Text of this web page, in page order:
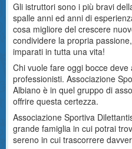
Gli istruttori sono i più bravi
spalle anni ed anni di
cosa migliore del crescere
condividere la propria
imparati in tutta una vita!
Chi vuole fare oggi bocce
professionisti. Associazione
Albiano è in quel gruppo di
offrire questa certezza.
Associazione Sportiva
grande famiglia in cui potrai
sereno in cui trascorrere